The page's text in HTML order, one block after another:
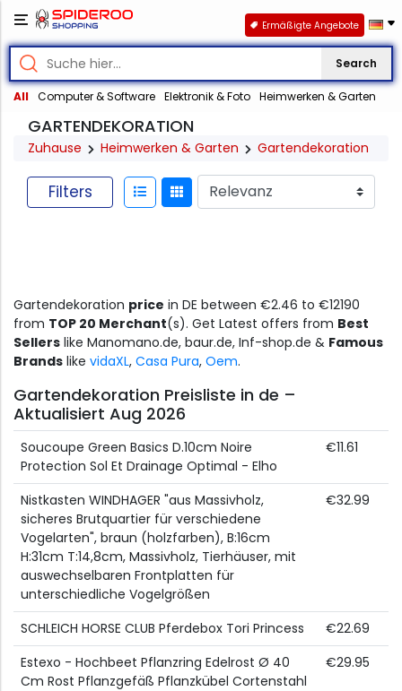
Search
All Computer & Software Elektronik & Foto Heimwerken & Garten
Ermäßigte Angebote
GARTENDEKORATION
Zuhause Heimwerken & Garten Gartendekoration
Filters
Gartendekoration price in DE between €2.46 to €12190
from TOP 20 Merchant(s). Get Latest offers from Best
Sellers like Manomano.de, baur.de, Inf-shop.de & Famous
Brands like vidaXL, Casa Pura, Oem.
Gartendekoration Preisliste in de –
Aktualisiert Aug 2026
Soucoupe Green Basics D.10cm Noire
Protection Sol Et Drainage Optimal - Elho
€11.61
Nistkasten WINDHAGER "aus Massivholz,
sicheres Brutquartier für verschiedene
Vogelarten", braun (holzfarben), B:16cm
H:31cm T:14,8cm, Massivholz, Tierhäuser, mit
auswechselbaren Frontplatten für
unterschiedliche Vogelgrößen
€32.99
SCHLEICH HORSE CLUB Pferdebox Tori Princess
€22.69
Estexo - Hochbeet Pflanzring Edelrost Ø 40
Cm Rost Pflanzgefäß Pflanzkübel Cortenstahl
€29.95